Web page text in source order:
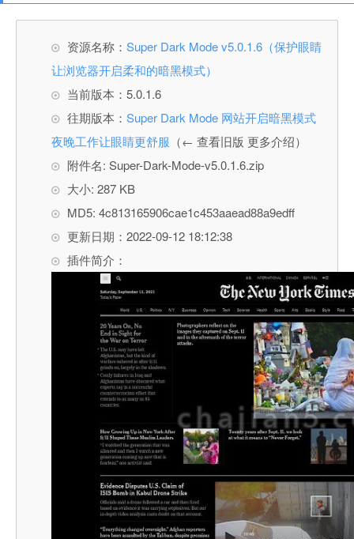
资源名称： Super Dark Mode v5.0.1.6（保护眼睛
让浏览器开启柔和的暗黑模式）
当前版本：5.0.1.6
往期版本： Super Dark Mode 网站开启暗黑模式
夜晚工作让眼睛更舒服 （← 查看旧版 更多介绍）
附件名: Super-Dark-Mode-v5.0.1.6.zip
大小: 287 KB
MD5: 4c813165906cae1c453aaead88a9edff
更新日期：2022-09-12 18:12:38
插件简介：